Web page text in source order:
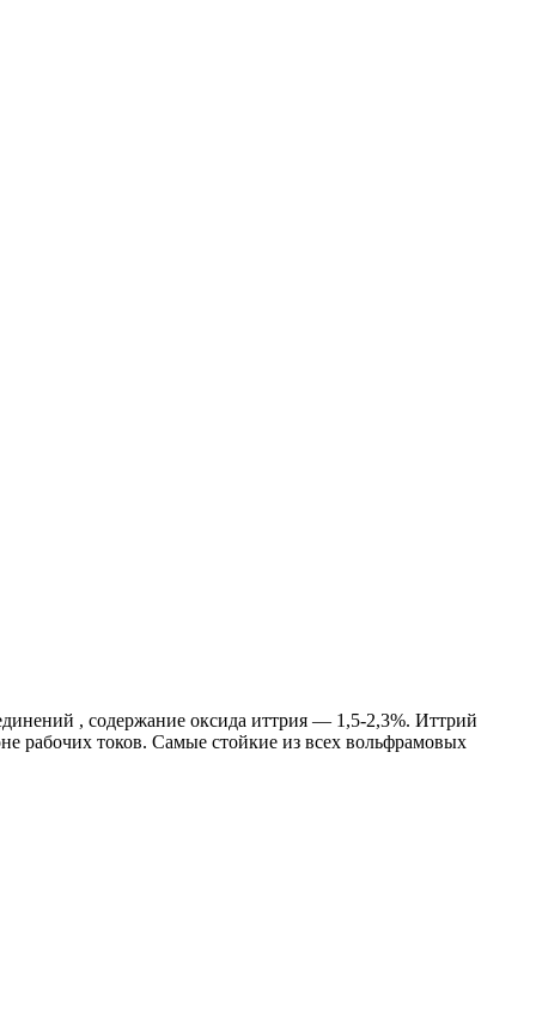
, содержание оксида иттрия — 1,5-2,3%. Иттрий
рабочих токов. Самые стойкие из всех вольфрамовых